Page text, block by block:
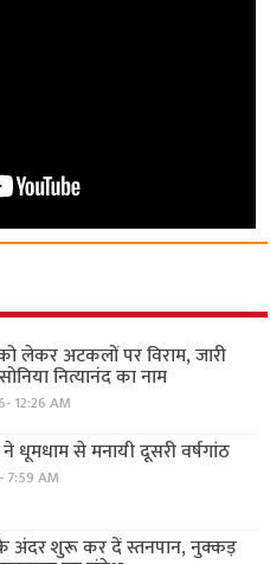
लेकर अटकलों पर विराम, जारी
नित्यानंद का नाम
12:26 AM
ने धूमधाम से मनायी दूसरी वर्षगांठ
AM
अंदर शुरू कर दें स्तनपान, नुक्कड़